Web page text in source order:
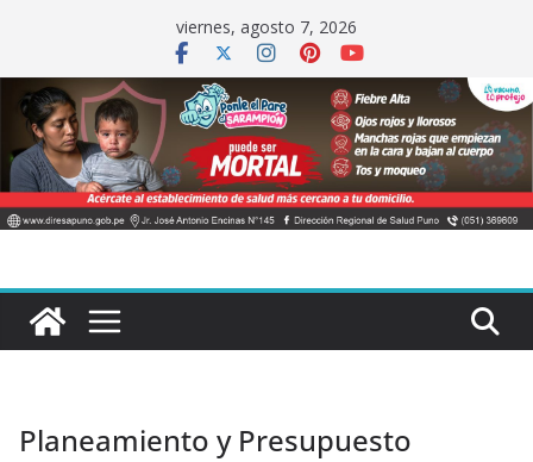
contenido
viernes, agosto 7, 2026
Planeamiento y Presupuesto